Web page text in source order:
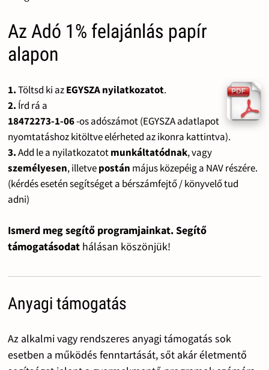
Az Adó 1% felajánlás papír
alapon
1.Töltsd ki azEGYSZA nyilatkozatot.
2. Írd rá a
18472273-1-06-os adószámot (EGYSZA adatlapot
nyomtatáshoz kitöltve elérheted az ikonra kattintva).
3.Add le a nyilatkozatotmunkáltatódnak, vagy
személyesen, illetvepostán május közepéig a NAV részére.
(kérdés esetén segítséget a bérszámfejtő / könyvelő tud
adni)
Ismerd meg segítő programjainkat. Segítő
támogatásodat hálásan köszönjük!
Anyagi támogatás
Az alkalmi vagy rendszeres anyagi támogatás sok
esetben a működés fenntartását, sőt akár életmentő